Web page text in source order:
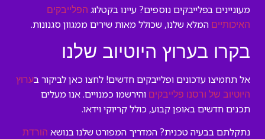
מעוניינים בפלייבקים נוספים? עיינו בקטלוג הפלייבקים
האיכותיים המלא שלנו, שכולל מאות שירים ממגוון סגנונות.
בקרו בערוץ היוטיוב שלנו
אל תחמיצו עדכונים ופלייבקים חדשים! לחצו כאן לביקור בערוץ
היוטיוב של ורסנו פלייבקים והירשמו כמנויים. אנו מעלים
תכנים חדשים באופן קבוע, כולל קריוקי וידאו.
נתקלתם בבעיה טכנית? המדריך המפורט שלנו בנושא הורדת